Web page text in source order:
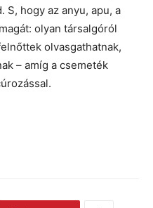
S, hogy az anyu, apu, a
olyan társalgóról
olvasgathatnak,
– amíg a csemeték